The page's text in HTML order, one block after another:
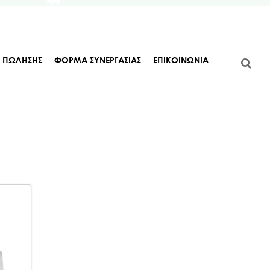
ΠΩΛΗΣΗΣ ΦΟΡΜΑ ΣΥΝΕΡΓΑΣΙΑΣ ΕΠΙΚΟΙΝΩΝΙΑ